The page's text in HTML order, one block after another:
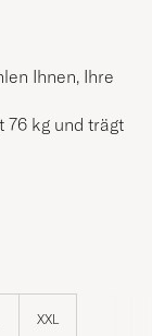
Ihnen, Ihre
76 kg und trägt
XXL